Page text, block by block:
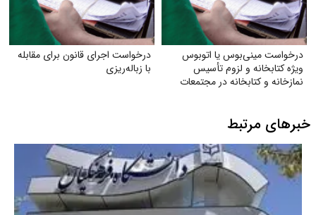
درخواست مینی‌بوس یا اتوبوس
ویژه کتابخانه و لزوم تأسیس
نمازخانه و کتابخانه در مجتمعات
درخواست اجرای قانون برای مقابله
با زباله‌ریزی
خبرهای مرتبط